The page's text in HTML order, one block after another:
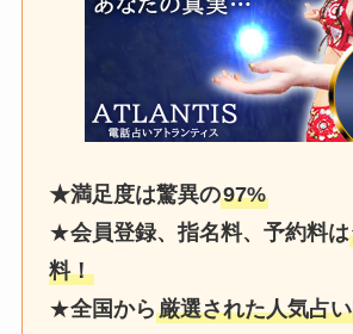
★満足度は驚異の97%
★会員登録、指名料、予約料は
料！
★全国から厳選された人気占